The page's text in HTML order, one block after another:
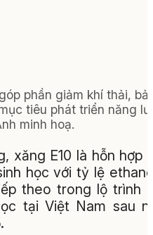
phần giảm khí thải,
tiêu phát triển năng
minh hoạ.
xăng E10 là hỗn hợp
học với tỷ lệ
theo trong lộ trình
tại Việt Nam sau